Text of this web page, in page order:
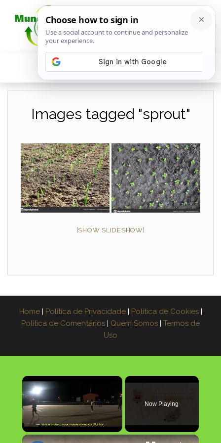
Images tagged "sprout"
[SHOW SLIDESHOW]
Home | Política de Privacidade | Política de Cookies |
Política de Comentários | Quem Somos | Termos de
Uso
×
Now Playing
×